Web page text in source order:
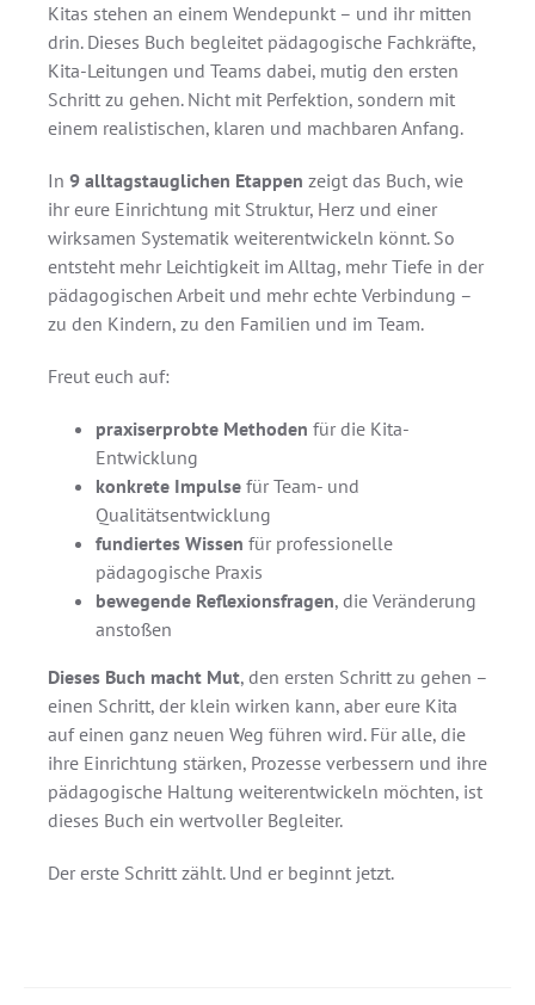
Kitas stehen an einem Wendepunkt – und ihr mitten
drin. Dieses Buch begleitet pädagogische Fachkräfte,
Kita-Leitungen und Teams dabei, mutig den ersten
Schritt zu gehen. Nicht mit Perfektion, sondern mit
einem realistischen, klaren und machbaren Anfang.
In 9 alltagstauglichen Etappen zeigt das Buch, wie
ihr eure Einrichtung mit Struktur, Herz und einer
wirksamen Systematik weiterentwickeln könnt. So
entsteht mehr Leichtigkeit im Alltag, mehr Tiefe in der
pädagogischen Arbeit und mehr echte Verbindung –
zu den Kindern, zu den Familien und im Team.
Freut euch auf:
praxiserprobte Methoden für die Kita-
Entwicklung
konkrete Impulse für Team- und
Qualitätsentwicklung
fundiertes Wissen für professionelle
pädagogische Praxis
bewegende Reflexionsfragen, die Veränderung
anstoßen
Dieses Buch macht Mut, den ersten Schritt zu gehen –
einen Schritt, der klein wirken kann, aber eure Kita
auf einen ganz neuen Weg führen wird. Für alle, die
ihre Einrichtung stärken, Prozesse verbessern und ihre
pädagogische Haltung weiterentwickeln möchten, ist
dieses Buch ein wertvoller Begleiter.
Der erste Schritt zählt. Und er beginnt jetzt.